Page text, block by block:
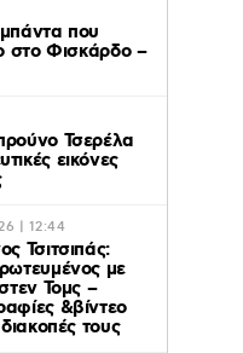
που
στο Φισκάρδο –
Τσερέλα
εικόνες
| 12:44
Τσιτσιπάς:
με
Τομς –
&βίντεο
τους